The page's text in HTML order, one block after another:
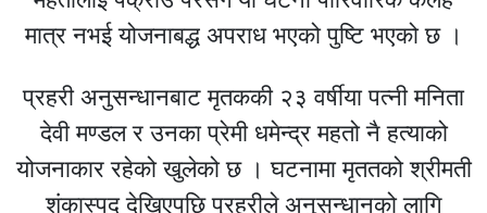
मात्र नभई योजनाबद्ध अपराध भएको पुष्टि भएको छ ।
प्रहरी अनुसन्धानबाट मृतककी २३ वर्षीया पत्नी मनिता
देवी मण्डल र उनका प्रेमी धमेन्द्र महतो नै हत्याको
योजनाकार रहेको खुलेको छ । घटनामा मृततको श्रीमती
शंकास्पद देखिएपछि प्रहरीले अनुसन्धानको लागि